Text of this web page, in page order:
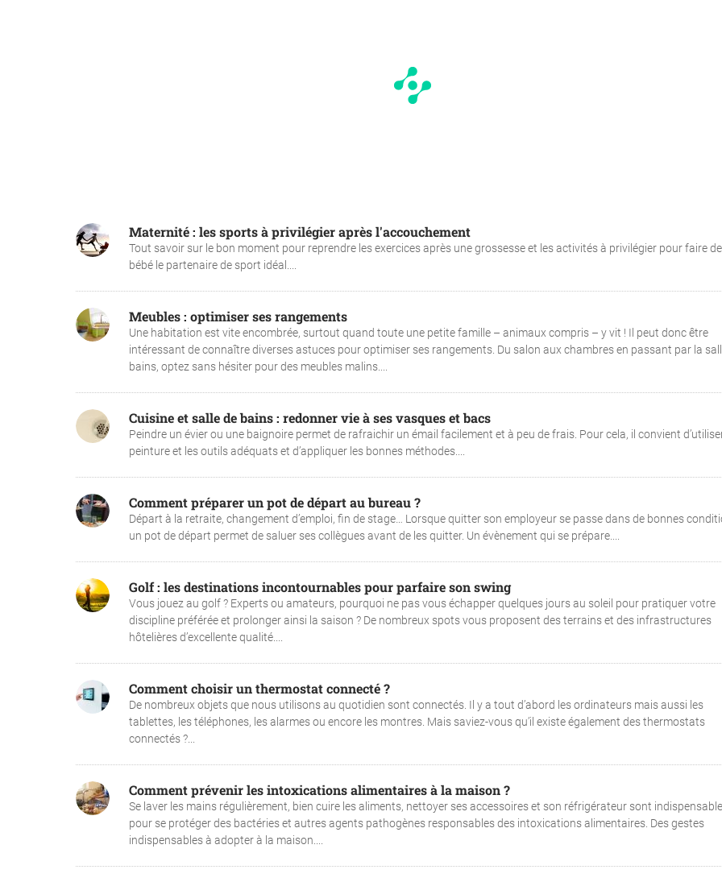
Maternité : les sports à privilégier après l'accouchement
Tout savoir sur le bon moment pour reprendre les exercices après une grossesse et les activités à privilégier pour faire
bébé le partenaire de sport idéal....
Meubles : optimiser ses rangements
Une habitation est vite encombrée, surtout quand toute une petite famille – animaux compris – y vit ! Il peut donc être
intéressant de connaître diverses astuces pour optimiser ses rangements. Du salon aux chambres en passant par la
bains, optez sans hésiter pour des meubles malins....
Cuisine et salle de bains : redonner vie à ses vasques et bacs
Peindre un évier ou une baignoire permet de rafraichir un émail facilement et à peu de frais. Pour cela, il convient
peinture et les outils adéquats et d’appliquer les bonnes méthodes....
Comment préparer un pot de départ au bureau ?
Départ à la retraite, changement d’emploi, fin de stage… Lorsque quitter son employeur se passe dans de bonnes
un pot de départ permet de saluer ses collègues avant de les quitter. Un évènement qui se prépare....
Golf : les destinations incontournables pour parfaire son swing
Vous jouez au golf ? Experts ou amateurs, pourquoi ne pas vous échapper quelques jours au soleil pour pratiquer votre
discipline préférée et prolonger ainsi la saison ? De nombreux spots vous proposent des terrains et des infrastructures
hôtelières d’excellente qualité....
Comment choisir un thermostat connecté ?
De nombreux objets que nous utilisons au quotidien sont connectés. Il y a tout d’abord les ordinateurs mais aussi les
tablettes, les téléphones, les alarmes ou encore les montres. Mais saviez-vous qu’il existe également des thermostats
connectés ?...
Comment prévenir les intoxications alimentaires à la maison ?
Se laver les mains régulièrement, bien cuire les aliments, nettoyer ses accessoires et son réfrigérateur sont
pour se protéger des bactéries et autres agents pathogènes responsables des intoxications alimentaires. Des gestes
indispensables à adopter à la maison....